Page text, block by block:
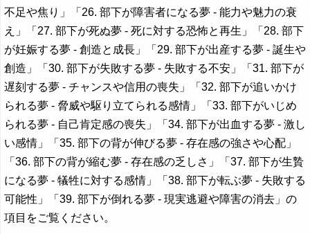
不足や焦り」「26. 部下が障害者になる夢 - 能力や魅力の衰
え」「27. 部下が死ぬ夢 - 死に対する恐怖と再生」「28. 部下
が妊娠する夢 - 創造と成長」「29. 部下が出産する夢 - 誕生や
創造」「30. 部下が失敗する夢 - 失敗する不安」「31. 部下が
遅刻する夢 - チャンスや信用の喪失」「32. 部下が追いかけ
られる夢 - 脅威や駆り立てられる感情」「33. 部下がいじめ
られる夢 - 自己肯定感の喪失」「34. 部下が出血する夢 - 激し
い感情」「35. 部下の背が伸びる夢 - 存在感の強さや心配」
「36. 部下の背が縮む夢 - 存在感の乏しさ」「37. 部下が生贄
になる夢 - 犠牲に対する感情」「38. 部下が転ぶ夢 - 失敗する
可能性」「39. 部下が倒れる夢 - 現実逃避や障害の消去」の
項目をご覧ください。